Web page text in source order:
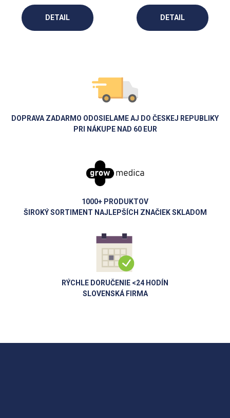
DETAIL DETAIL
DOPRAVA ZADARMO ODOSIELAME AJ DO ČESKEJ REPUBLIKY
PRI NÁKUPE NAD 60 EUR
1000+ PRODUKTOV
ŠIROKÝ SORTIMENT NAJLEPŠÍCH ZNAČIEK SKLADOM
RÝCHLE DORUČENIE <24 HODÍN
SLOVENSKÁ FIRMA